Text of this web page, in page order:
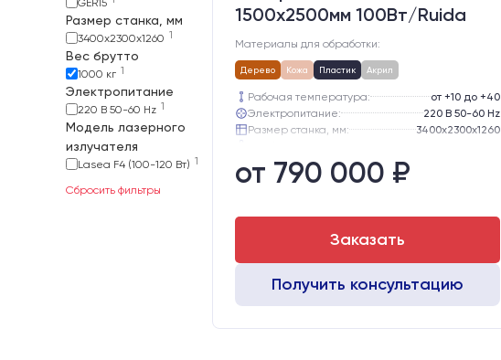
GER15
Размер станка, мм
3400х2300х1260 1
Вес брутто
1000 кг 1
Электропитание
220 В 50-60 Hz 1
Модель лазерного
излучателя
Lasea F4 (100-120 Вт) 1
Сбросить фильтры
1500х2500мм 100Вт/Ruida
Материалы для обработки:
Дерево Кожа Пластик Акрил
Рабочая температура:
от +10 до +40
Электропитание:
220 В 50-60 Hz
Размер станка, мм:
3400х2300х1260
Направляющие оси Y:
Направляющие оси Х:
от 790 000 ₽
Заказать
Получить консультацию